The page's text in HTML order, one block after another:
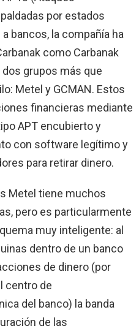
por estados
bancos, la compañía ha
como Carbanak
grupos más que
Metel y GCMAN. Estos
financieras mediante
APT encubierto y
con software legítimo y
para retirar dinero.
Metel tiene muchos
pero es particularmente
muy inteligente: al
dentro de un banco
de dinero (por
centro de
del banco) la banda
de las